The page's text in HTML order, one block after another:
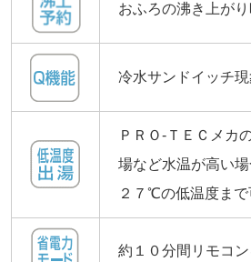
おふろの沸き上が
冷水サンドイッチ
ＰＲＯ-ＴＥＣメカ
場など水温が高い
２７℃の低温度まで
約１０分間リモコ